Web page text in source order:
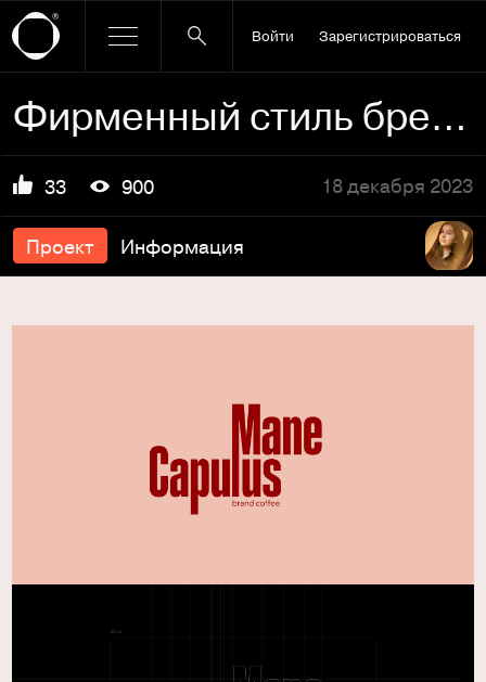
Войти Зарегистрироваться
Фирменный стиль бренда кофе
33 900 18 декабря 2023
Проект Информация